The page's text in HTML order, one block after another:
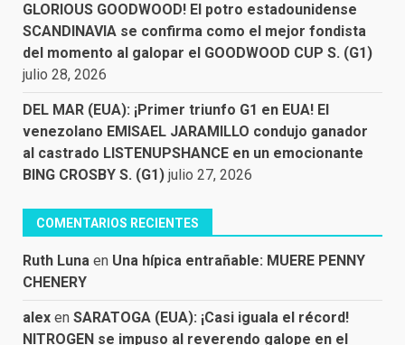
GLORIOUS GOODWOOD! El potro estadounidense
SCANDINAVIA se confirma como el mejor fondista
del momento al galopar el GOODWOOD CUP S. (G1)
julio 28, 2026
DEL MAR (EUA): ¡Primer triunfo G1 en EUA! El
venezolano EMISAEL JARAMILLO condujo ganador
al castrado LISTENUPSHANCE en un emocionante
BING CROSBY S. (G1) julio 27, 2026
COMENTARIOS RECIENTES
Ruth Luna en Una hípica entrañable: MUERE PENNY
CHENERY
alex en SARATOGA (EUA): ¡Casi iguala el récord!
NITROGEN se impuso al reverendo galope en el